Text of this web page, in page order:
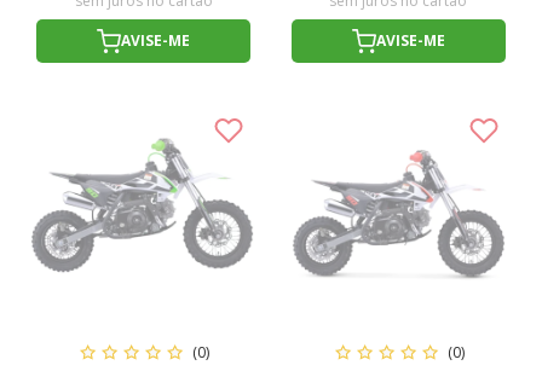
AVISE-ME
AVISE-ME
(0)
(0)